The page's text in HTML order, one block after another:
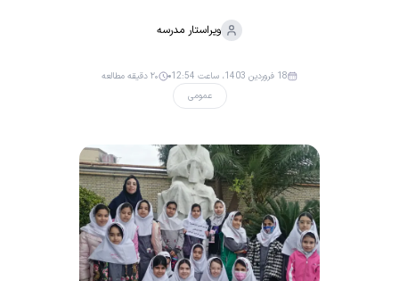
ویراستار مدرسه
عمومی
18 فروردین 1403، ساعت 12:54 ۲۰ دقیقه مطالعه